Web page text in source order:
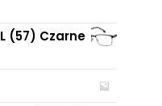
(57) Czarne